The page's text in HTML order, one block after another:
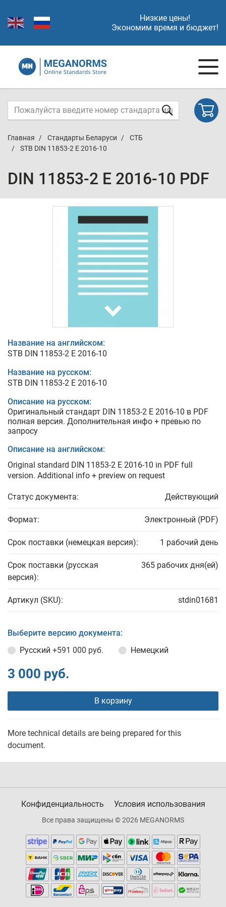
Низкие цены!
Экономим время и бюджет!
Главная Стандарты Беларуси
СТБ
STB DIN 11853-2 E 2016-10
DIN 11853-2 E 2016-10 PDF
Название на английском:
STB DIN 11853-2 E 2016-10
Название на русском:
STB DIN 11853-2 E 2016-10
Описание на русском:
Оригинальный стандарт DIN 11853-2 E 2016-10 в PDF
полная версия. Дополнительная инфо + превью по
запросу
Описание на английском:
Original standard DIN 11853-2 E 2016-10 in PDF full
version. Additional info + preview on request
Статус документа: Действующий
Формат: Электронный (PDF)
Срок поставки (немецкая версия): 1 рабочий день
Срок поставки (русская
версия):
365 рабочих дня(ей)
Артикул (SKU): stdin01681
Выберите версию документа:
Русский +591 000 руб. Немецкий
3 000 руб.
В корзину
More technical details are being prepared for this
document.
Конфиденциальность Условия использования
Все права защищены © 2026 MEGANORMS